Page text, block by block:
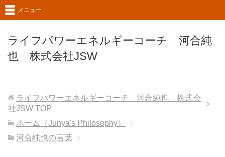
ライフパワーエネルギーコーチ 河合純
也 株式会社JSW
メニュー
ライフパワーエネルギーコーチ 河合純也 株式会
社JSW TOP
ホーム（Junya's Philosophy）
河合純也の言葉